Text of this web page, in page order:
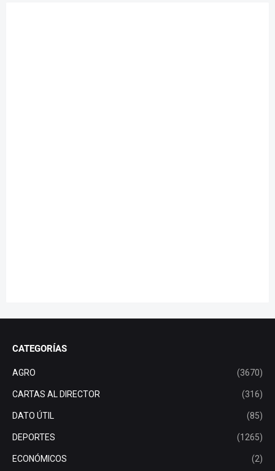
CATEGORÍAS
AGRO (3670)
CARTAS AL DIRECTOR (316)
DATO ÚTIL (85)
DEPORTES (1265)
ECONÓMICOS (2)